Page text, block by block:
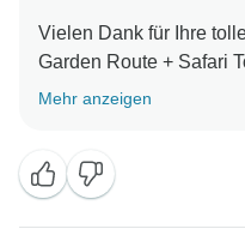
Vielen Dank für Ihre
Garden Route + Safari
Sie eine fantastische
Sie sich auf das
trotzdem genossen
bald auf einer weiteren
Mehr anzeigen